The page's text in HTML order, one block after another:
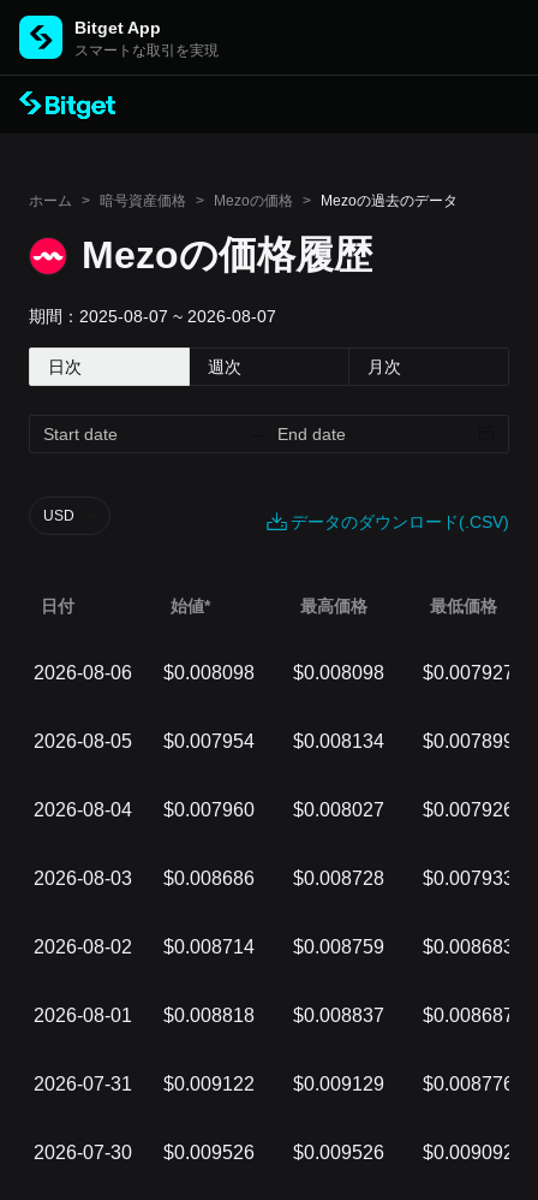
Bitget App
スマートな取引を実現
ホーム > 暗号資産価格 > Mezoの価格 > Mezoの過去のデータ
Mezoの価格履歴
期間：2025-08-07 ~ 2026-08-07
日次 週次 月次
データのダウンロード(.CSV)
USD
日付 始値* 最高価格 最低価格
2026-08-06 $0.008098 $0.008098 $0.007927
2026-08-05 $0.007954 $0.008134 $0.007899
2026-08-04 $0.007960 $0.008027 $0.007926
2026-08-03 $0.008686 $0.008728 $0.007933
2026-08-02 $0.008714 $0.008759 $0.008683
2026-08-01 $0.008818 $0.008837 $0.008687
2026-07-31 $0.009122 $0.009129 $0.008776
2026-07-30 $0.009526 $0.009526 $0.009092